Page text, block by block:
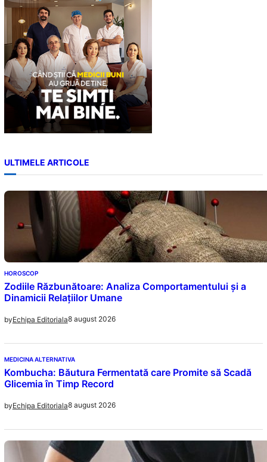
h
ULTIMELE ARTICOLE
HOROSCOP
Zodiile Răzbunătoare: Analiza Comportamentului și a
Dinamicii Relațiilor Umane
byEchipa Editoriala8 august 2026
MEDICINA ALTERNATIVA
Kombucha: Băutura Fermentată care Promite să Scadă
Glicemia în Timp Record
byEchipa Editoriala8 august 2026